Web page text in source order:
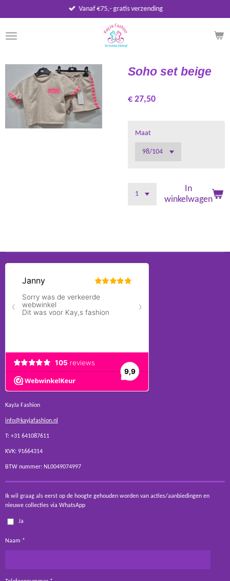
direct
naar
de
Vanaf €75,- gratis verzending
Soho set beige
€ 27,50
Maat
In
winkelwagen
KayJa Fashion
info@kayjafashion.nl
T: +31 641087611
KVK: 91664314
BTW nummer: NL0049074997
Ik wil graag als eerst op de hoogte gehouden worden van acties/aanbiedingen en
nieuwe collecties via WhatsApp
Ja
Naam *